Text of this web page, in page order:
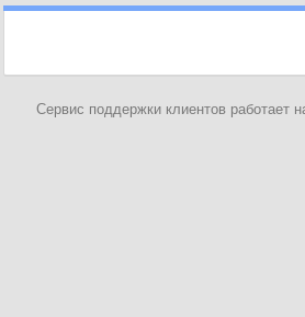
Сервис поддержки клиентов работает